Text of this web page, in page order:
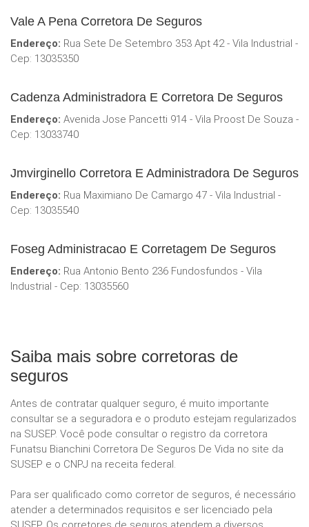
Vale A Pena Corretora De Seguros
Endereço: Rua Sete De Setembro 353 Apt 42 - Vila Industrial -
Cep: 13035350
Cadenza Administradora E Corretora De Seguros
Endereço: Avenida Jose Pancetti 914 - Vila Proost De Souza -
Cep: 13033740
Jmvirginello Corretora E Administradora De Seguros
Endereço: Rua Maximiano De Camargo 47 - Vila Industrial -
Cep: 13035540
Foseg Administracao E Corretagem De Seguros
Endereço: Rua Antonio Bento 236 Fundosfundos - Vila
Industrial - Cep: 13035560
Saiba mais sobre corretoras de
seguros
Antes de contratar qualquer seguro, é muito importante
consultar se a seguradora e o produto estejam regularizados
na SUSEP. Você pode consultar o registro da corretora
Funatsu Bianchini Corretora De Seguros De Vida no site da
SUSEP e o CNPJ na receita federal.
Para ser qualificado como corretor de seguros, é necessário
atender a determinados requisitos e ser licenciado pela